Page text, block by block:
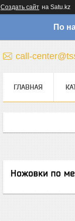
Создать сайт на Satu.kz
По
call-
ГЛАВНАЯ
Ножовки по